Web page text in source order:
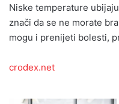
Niske temperature
znači da se ne morate
mogu i prenijeti bolesti,
crodex.net